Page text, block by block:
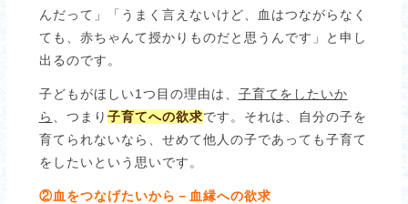
んだって」「うまく言えないけど、血はつながらなく
ても、赤ちゃんて授かりものだと思うんです」と申し
出るのです。
子どもがほしい1つ目の理由は、 子育てをしたいか
ら
、つまり 子育てへの欲求です。それは、自分の子を
育てられないなら、せめて他人の子であっても子育て
をしたいという思いです。
②血をつなげたいから－血縁への欲求